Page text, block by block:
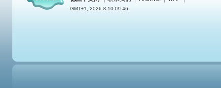
GMT+1, 2026-8-10 09:46.